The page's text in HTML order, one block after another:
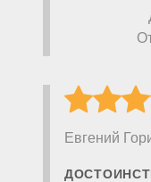
Евгений